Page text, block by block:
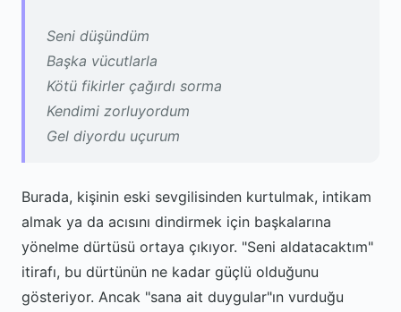
Seni düşündüm
Başka vücutlarla
Kötü fikirler çağırdı sorma
Kendimi zorluyordum
Gel diyordu uçurum
Burada, kişinin eski sevgilisinden kurtulmak, intikam
almak ya da acısını dindirmek için başkalarına
yönelme dürtüsü ortaya çıkıyor. "Seni aldatacaktım"
itirafı, bu dürtünün ne kadar güçlü olduğunu
gösteriyor. Ancak "sana ait duygular"ın vurduğu